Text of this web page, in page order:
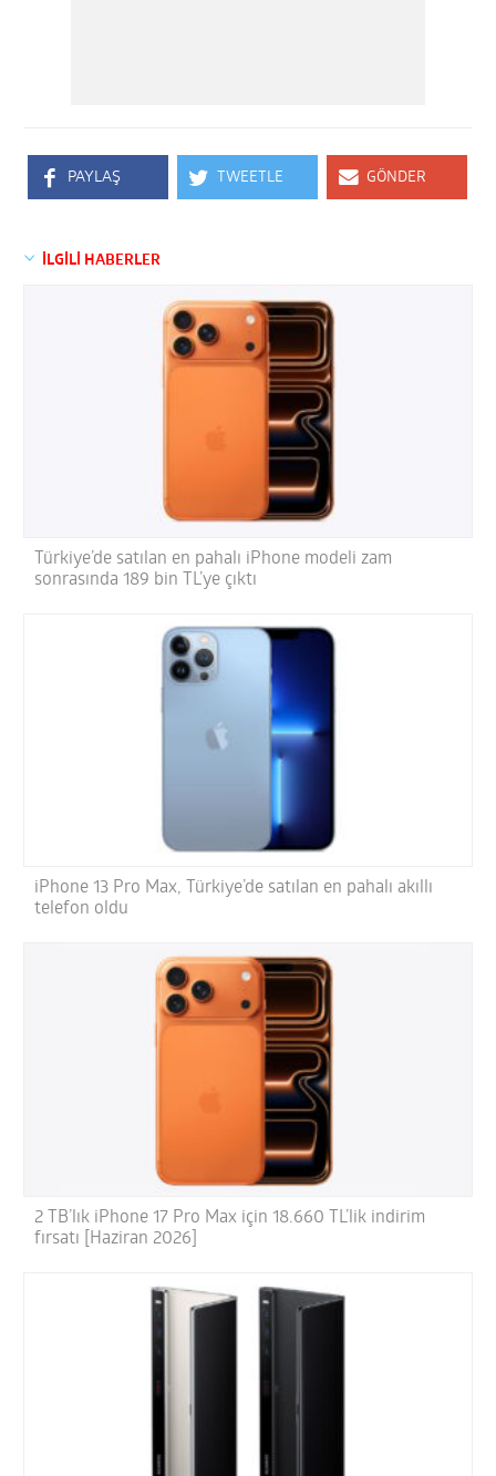
PAYLAŞ TWEETLE GÖNDER
İLGİLİ HABERLER
Türkiye’de satılan en pahalı iPhone modeli zam
sonrasında 189 bin TL’ye çıktı
iPhone 13 Pro Max, Türkiye’de satılan en pahalı akıllı
telefon oldu
2 TB’lık iPhone 17 Pro Max için 18.660 TL’lik indirim
fırsatı [Haziran 2026]